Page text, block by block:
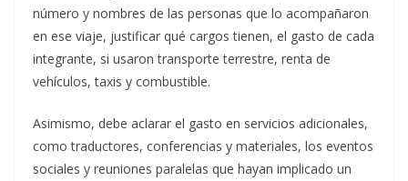
número y nombres de las personas que lo acompañaron
en ese viaje, justificar qué cargos tienen, el gasto de cada
integrante, si usaron transporte terrestre, renta de
vehículos, taxis y combustible.
Asimismo, debe aclarar el gasto en servicios adicionales,
como traductores, conferencias y materiales, los eventos
sociales y reuniones paralelas que hayan implicado un